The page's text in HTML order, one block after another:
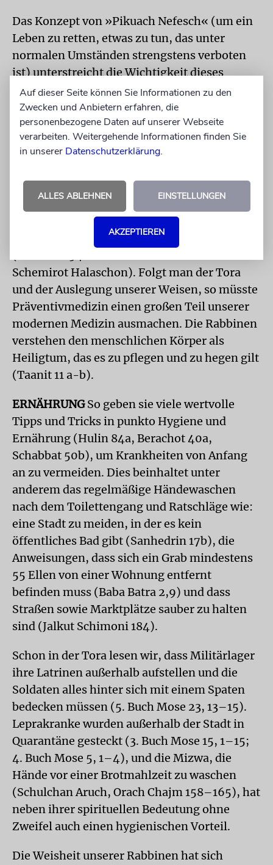
Das Konzept von »Pikuach Nefesch« (um ein
Leben zu retten, etwas zu tun, das unter
normalen Umständen strengstens verboten
ist) unterstreicht die Wichtigkeit dieses
Mandats (Chulin 9a; Choschen Mischpat 427;
Jore Dea 116). So ist zum Beispiel sogar
erlaubt, an Jom Kippur zu essen oder den
Schabbat nicht zu halten, wenn es maßgeblich
darum geht, Leben zu retten (Pesachim 25a
Pflicht, andere auf eventuelle
lebensgefährliche Risiken hinzuweisen.
Schemirot Halaschon). Folgt man der Tora
und der Auslegung unserer Weisen, so müsste
Präventivmedizin einen großen Teil unserer
modernen Medizin ausmachen. Die Rabbinen
verstehen den menschlichen Körper als
Heiligtum, das es zu pflegen und zu hegen gilt
(Taanit 11 a-b).
ERNÄHRUNGSo geben sie viele wertvolle
Tipps und Tricks in punkto Hygiene und
Ernährung (Hulin 84a, Berachot 40a,
Schabbat 50b), um Krankheiten von Anfang
an zu vermeiden. Dies beinhaltet unter
anderem das regelmäßige Händewaschen
nach dem Toilettengang und Ratschläge wie:
eine Stadt zu meiden, in der es kein
öffentliches Bad gibt (Sanhedrin 17b), die
Anweisungen, dass sich ein Grab mindestens
55 Ellen von einer Wohnung entfernt
befinden muss (Baba Batra 2,9) und dass
Straßen sowie Marktplätze sauber zu halten
sind (Jalkut Schimoni 184).
Schon in der Tora lesen wir, dass Militärlager
ihre Latrinen außerhalb aufstellen und die
Soldaten alles hinter sich mit einem Spaten
bedecken müssen (5. Buch Mose 23, 13–15).
Leprakranke wurden außerhalb der Stadt in
Quarantäne gesteckt (3. Buch Mose 15, 1–15;
4. Buch Mose 5, 1–4), und die Mizwa, die
Hände vor einer Brotmahlzeit zu waschen
(Schulchan Aruch, Orach Chajm 158–165), hat
neben ihrer spirituellen Bedeutung ohne
Zweifel auch einen hygienischen Vorteil.
Die Weisheit unserer Rabbinen hat sich
Auf dieser Seite können Sie Informationen zu den
Zwecken und Anbietern erfahren, die
personenbezogene Daten auf unserer Webseite
verarbeiten. Weitergehende Informationen finden Sie
in unserer Datenschutzerklärung.
ALLES ABLEHNEN EINSTELLUNGEN
AKZEPTIEREN